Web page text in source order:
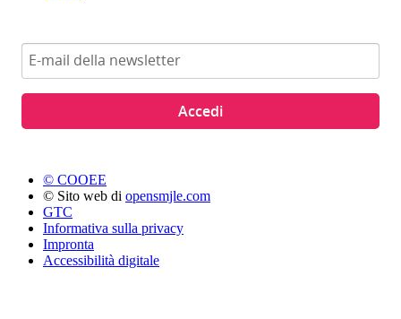
Accedi
© COOEE
© Sito web di opensmjle.com
GTC
Informativa sulla privacy
Impronta
Accessibilità digitale